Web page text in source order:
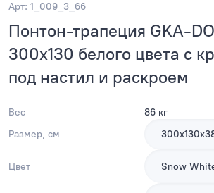
Арт: 1_009_3_66
Понтон-трапеция GKA-
300x130 белого цвета с
под настил и раскроем
Вес
86 кг
Размер, см
Цвет Snow